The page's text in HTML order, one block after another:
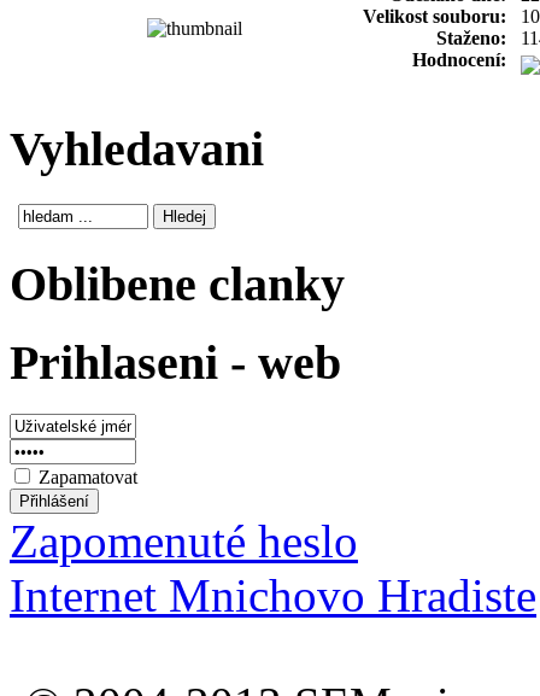
Velikost souboru:
Staženo:
Hodnocení:
Vyhledavani
Oblibene clanky
Prihlaseni - web
Zapamatovat
Zapomenuté heslo
Internet Mnichovo Hradiste